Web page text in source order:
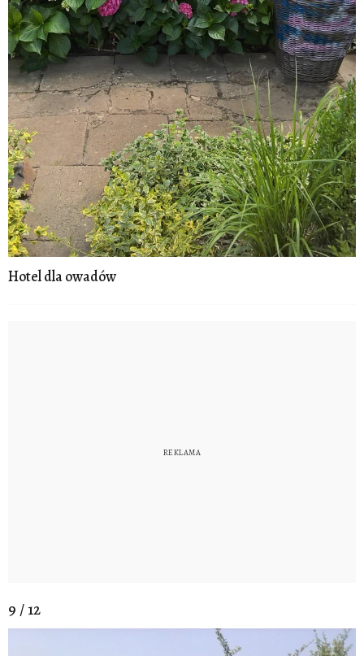
Hotel dla owadów
9 / 12